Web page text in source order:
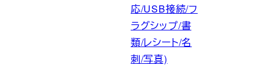
応/USB接続/フ
ラグシップ/書
類/レシート/名
刺/写真)